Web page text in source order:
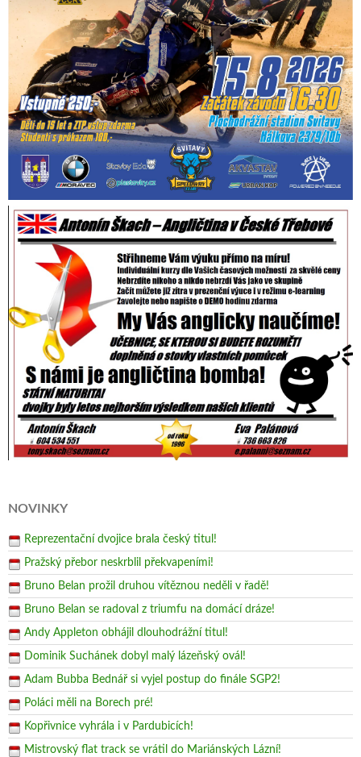
NOVINKY
Reprezentační dvojice brala český titul!
Pražský přebor neskrblil překvapeními!
Bruno Belan prožil druhou vítěznou neděli v řadě!
Bruno Belan se radoval z triumfu na domácí dráze!
Andy Appleton obhájil dlouhodrážní titul!
Dominik Suchánek dobyl malý lázeňský ovál!
Adam Bubba Bednář si vyjel postup do finále SGP2!
Poláci měli na Borech pré!
Kopřivnice vyhrála i v Pardubicích!
Mistrovský flat track se vrátil do Mariánských Lázní!